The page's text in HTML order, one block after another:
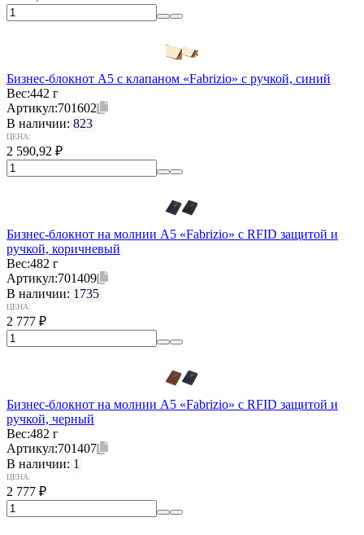
Бизнес-блокнот А5 с клапаном «Fabrizio» с ручкой, синий
Вес:442 г
Артикул:701602
В наличии: 823
ЦЕНА:
2 590,92 ₽
Бизнес-блокнот на молнии А5 «Fabrizio» с RFID защитой и
ручкой, коричневый
Вес:482 г
Артикул:701409
В наличии: 1735
ЦЕНА:
2 777 ₽
Бизнес-блокнот на молнии А5 «Fabrizio» с RFID защитой и
ручкой, черный
Вес:482 г
Артикул:701407
В наличии: 1
ЦЕНА:
2 777 ₽